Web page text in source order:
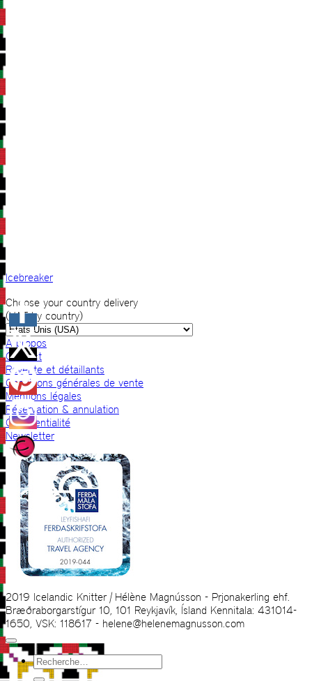
Icebreaker
Choose your country delivery
(VAT by country)
A propos
Contact
Revente et détaillants
Conditions générales de vente
Mentions légales
Réservation & annulation
Confidentialité
Newsletter
2019 Icelandic Knitter | Hélène Magnússon - Prjonakerling ehf.
Bræðraborgarstígur 10, 101 Reykjavík, Ísland Kennitala: 431014-
1650, VSK: 118617 - helene@helenemagnusson.com
Recherche
pour :